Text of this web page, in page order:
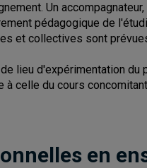
Un
pédagogique de
et collectives sont
lieu d'expérimentation du
celle du cours concomitant
en